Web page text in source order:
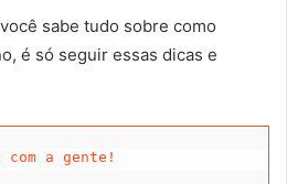
sabe tudo sobre como
é só seguir essas dicas e
com a gente!